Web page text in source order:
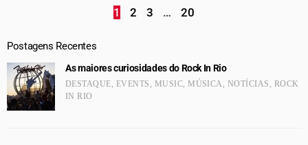
1 2 3 … 20
Postagens Recentes
As maiores curiosidades do Rock In Rio
DESTAQUE, EVENTS , MUSIC,MÚSICA , NOTÍCIAS , ROCK
IN RIO